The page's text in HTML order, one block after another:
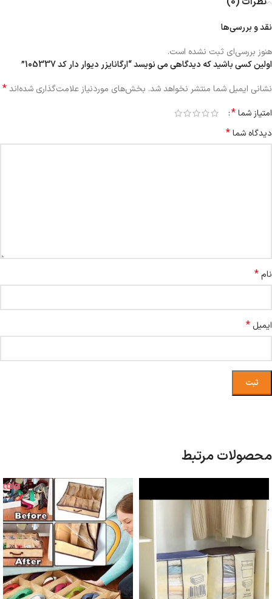
نقد و بررسی‌ها
هنوز بررسی‌ای ثبت نشده است.
اولین کسی باشید که دیدگاهی می نویسد “ارگانایزر دیوار دار کد 105337”
نشانی ایمیل شما منتشر نخواهد شد. بخش‌های موردنیاز علامت‌گذاری شده‌اند*
امتیاز شما*
دیدگاه شما*
نام*
ایمیل *
محصولات مرتبط